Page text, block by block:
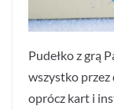
Pudełko z grą
wszystko
oprócz kart i